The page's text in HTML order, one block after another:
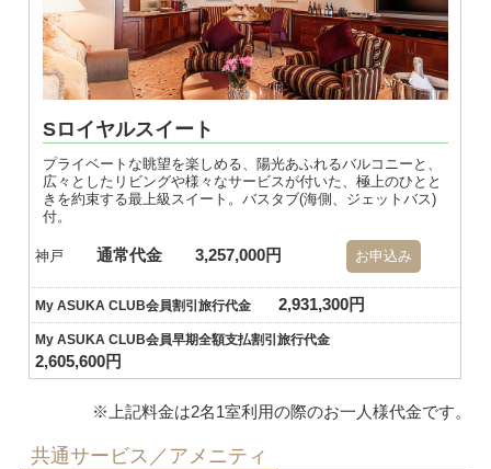
Sロイヤルスイート
プライベートな眺望を楽しめる、陽光あふれるバルコニーと、
広々としたリビングや様々なサービスが付いた、極上のひとと
きを約束する最上級スイート。バスタブ(海側、ジェットバス)
付。
神戸 通常代金 3,257,000円 お申込み
My ASUKA CLUB会員割引旅行代金 2,931,300円
My ASUKA CLUB会員早期全額支払割引旅行代金
2,605,600円
共通サービス／アメニティ